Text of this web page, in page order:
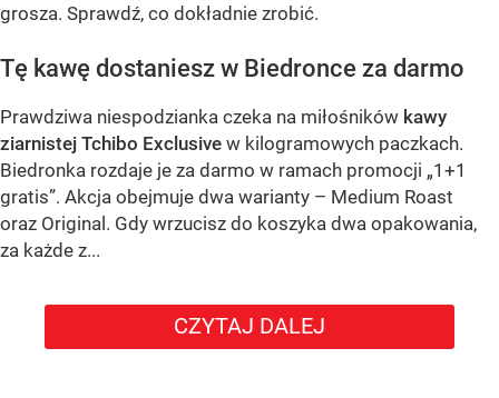
grosza. Sprawdź, co dokładnie zrobić.
Tę kawę dostaniesz w Biedronce za darmo
Prawdziwa niespodzianka czeka na miłośników kawy
ziarnistej Tchibo Exclusive w kilogramowych paczkach.
Biedronka rozdaje je za darmo w ramach promocji „1+1
gratis”. Akcja obejmuje dwa warianty – Medium Roast
oraz Original. Gdy wrzucisz do koszyka dwa opakowania,
za każde z...
CZYTAJ DALEJ